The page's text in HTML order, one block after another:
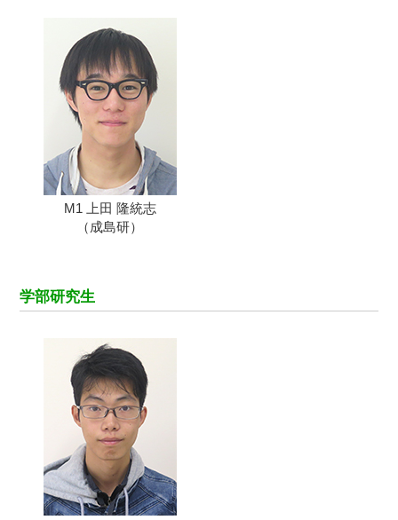
M1 上田 隆統志
（成島研）
学部研究生